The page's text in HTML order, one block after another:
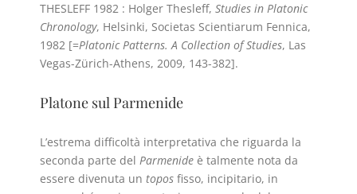
THESLEFF 1982 : Holger Thesleff, Studies in Platonic
Chronology, Helsinki, Societas Scientiarum Fennica,
1982 [=Platonic Patterns. A Collection of Studies, Las
Vegas-Zürich-Athens, 2009, 143-382].
Platone sul Parmenide
L’estrema difficoltà interpretativa che riguarda la
seconda parte del Parmenide è talmente nota da
essere divenuta un topos fisso, incipitario, in